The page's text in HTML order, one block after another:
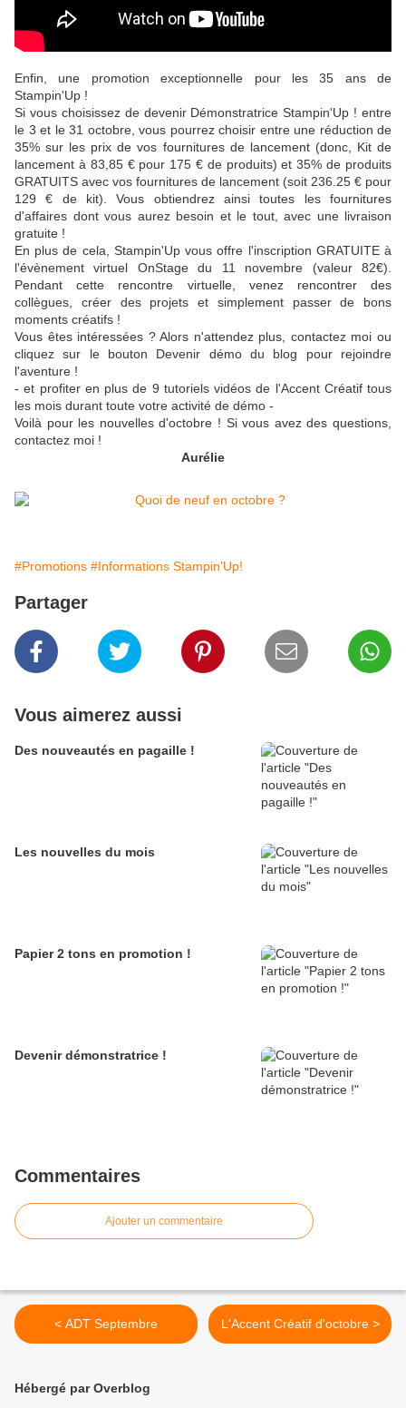
Enfin, une promotion exceptionnelle pour les 35 ans de
Stampin'Up !
Si vous choisissez de devenir Démonstratrice Stampin'Up ! entre
le 3 et le 31 octobre, vous pourrez choisir entre une réduction de
35% sur les prix de vos fournitures de lancement (donc, Kit de
lancement à 83,85 € pour 175 € de produits) et 35% de produits
GRATUITS avec vos fournitures de lancement (soit 236.25 € pour
129 € de kit). Vous obtiendrez ainsi toutes les fournitures
d'affaires dont vous aurez besoin et le tout, avec une livraison
gratuite !
En plus de cela, Stampin'Up vous offre l'inscription GRATUITE à
l'évènement virtuel OnStage du 11 novembre (valeur 82€).
Pendant cette rencontre virtuelle, venez rencontrer des
collègues, créer des projets et simplement passer de bons
moments créatifs !
Vous êtes intéressées ? Alors n'attendez plus, contactez moi ou
cliquez sur le bouton Devenir démo du blog pour rejoindre
l'aventure !
- et profiter en plus de 9 tutoriels vidéos de l'Accent Créatif tous
les mois durant toute votre activité de démo -
Voilà pour les nouvelles d'octobre ! Si vous avez des questions,
contactez moi !
Aurélie
#Promotions #Informations Stampin'Up!
Partager
Vous aimerez aussi
Des nouveautés en pagaille !
Les nouvelles du mois
Papier 2 tons en promotion !
Devenir démonstratrice !
Commentaires
Ajouter un commentaire
< ADT Septembre L'Accent Créatif d'octobre >
Hébergé par Overblog